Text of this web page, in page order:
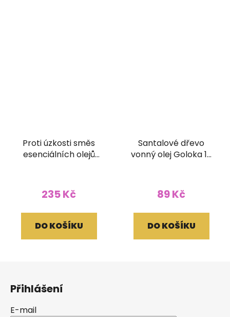
Proti úzkosti směs
esenciálních olejů
235 Kč
DO KOŠÍKU
Santalové dřevo
vonný olej Goloka 10
89 Kč
DO KOŠÍKU
Přihlášení
E-mail